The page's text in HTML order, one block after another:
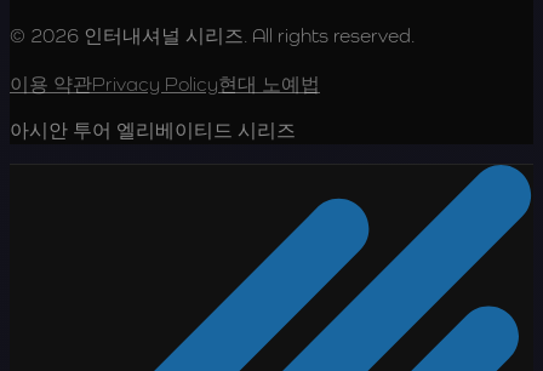
© 2026 인터내셔널 시리즈. All rights reserved.
이용 약관Privacy Policy현대 노예법
아시안 투어 엘리베이티드 시리즈